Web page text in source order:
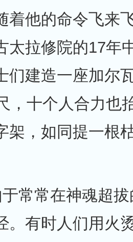
着他的命令飞来
太拉修院的17年
们建造一座加尔
，十个人合力也
架，如同提一根
常在神魂超拔
。有时人们用火